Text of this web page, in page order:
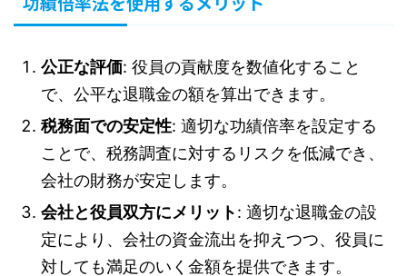
公正な評価: 役員の貢献度を数値化すること
で、公平な退職金の額を算出できます。
税務面での安定性: 適切な功績倍率を設定する
ことで、税務調査に対するリスクを低減でき、
会社の財務が安定します。
会社と役員双方にメリット: 適切な退職金の設
定により、会社の資金流出を抑えつつ、役員に
対しても満足のいく金額を提供できます。